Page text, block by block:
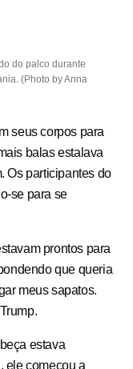
do palco durante
(Photo by Anna
seus corpos para
balas estalava
Os participantes do
se para se
prontos para
que queria
meus sapatos.
estava
ele começou a